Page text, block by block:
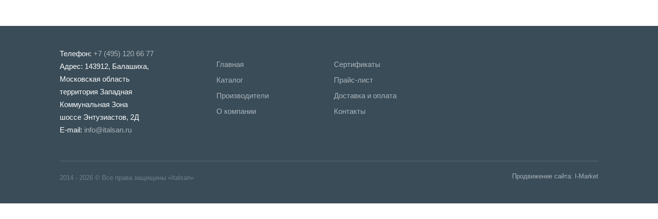
Телефон: +7 (495) 120 66 77
Адрес: 143912, Балашиха,
Московская область
территория Западная
Коммунальная Зона
шоссе Энтузиастов, 2Д
E-mail: info@italsan.ru
Главная
Каталог
Производители
О компании
Сертификаты
Прайс-лист
Доставка и оплата
Контакты
2014 - 2026 © Все права защищены «Italsan» Продвижение сайта: I-Market